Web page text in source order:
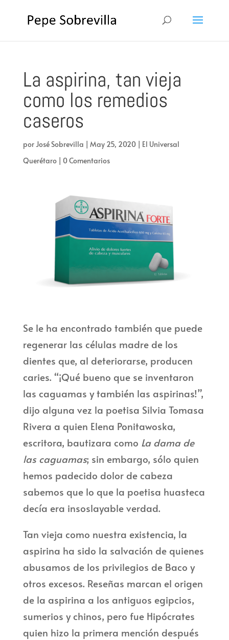
La aspirina, tan vieja
como los remedios
caseros
porJosé Sobrevilla | May 25, 2020| El Universal
Querétaro| 0 Comentarios
Se le ha encontrado también que puede
regenerar las células madre de los
dientes que, al deteriorarse, producen
caries. “¡Qué bueno que se inventaron
las caguamas y también las aspirinas!”,
dijo alguna vez la poetisa Silvia Tomasa
Rivera a quien Elena Ponitawoska,
escritora, bautizara como La dama de
las caguamas; sin embargo, sólo quien
hemos padecido dolor de cabeza
sabemos que lo que la poetisa huasteca
decía era insoslayable verdad.
Tan vieja como nuestra existencia, la
aspirina ha sido la salvación de quienes
abusamos de los privilegios de Baco y
otros excesos. Reseñas marcan el origen
de la aspirina a los antiguos egipcios,
sumerios y chinos, pero fue Hipócrates
quien hizo la primera mención después